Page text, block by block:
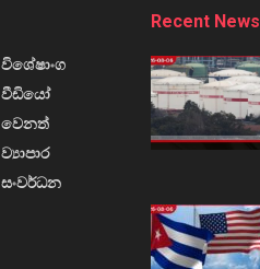
විශේෂාංග
වීඩියෝ
වෙනත්
ව්‍යාපාර
සංවර්ධන
Recent News